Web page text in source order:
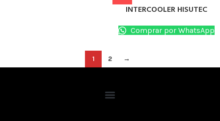
INTERCOOLER HISUTEC
Comprar por WhatsApp
1 2 →